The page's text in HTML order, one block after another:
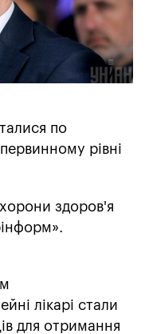
по
рівні
здоров'я
лікарі стали
для отримання